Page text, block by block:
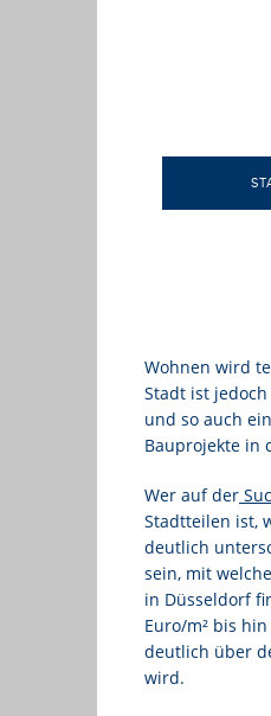
Wohnen wird
Stadt ist
und so auch
Bauprojekte in
Wer auf der
Stadtteilen ist,
deutlich
sein, mit
in Düsseldorf
Euro/m² bis
deutlich über
wird.